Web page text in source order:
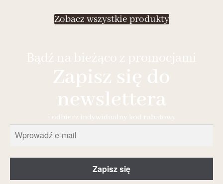
Zobacz wszystkie produkty
Bądź na bieżąco z promocjami
Zapisz się do
newslettera
i odbierz indywidualny kod rabatowy